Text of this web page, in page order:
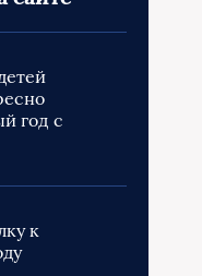
год с
к